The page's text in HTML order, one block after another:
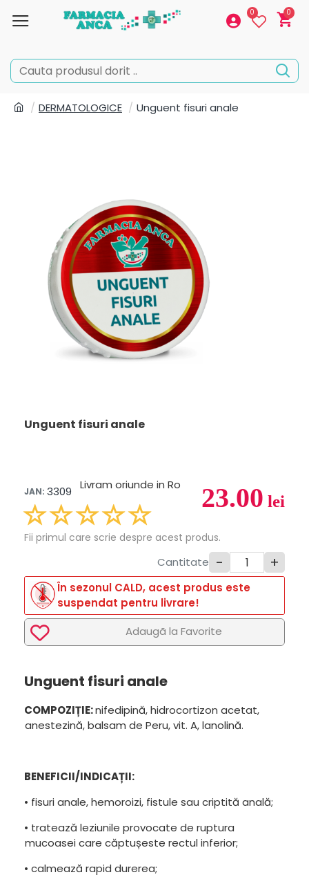
0 0
DERMATOLOGICE Unguent fisuri anale
Unguent fisuri anale
23.00 lei
JAN: 3309 Livram oriunde in Ro
Fii primul care scrie despre acest produs.
Cantitate - +
În sezonul CALD, acest produs este
suspendat pentru livrare!
Adaugã la Favorite
Unguent fisuri anale
COMPOZIȚIE:nifedipină, hidrocortizon acetat,
anestezină, balsam de Peru, vit. A, lanolină.
BENEFICII/INDICAȚII:
• fisuri anale, hemoroizi, fistule sau criptită anală;
• tratează leziunile provocate de ruptura
mucoasei care căptușeste rectul inferior;
• calmează rapid durerea;